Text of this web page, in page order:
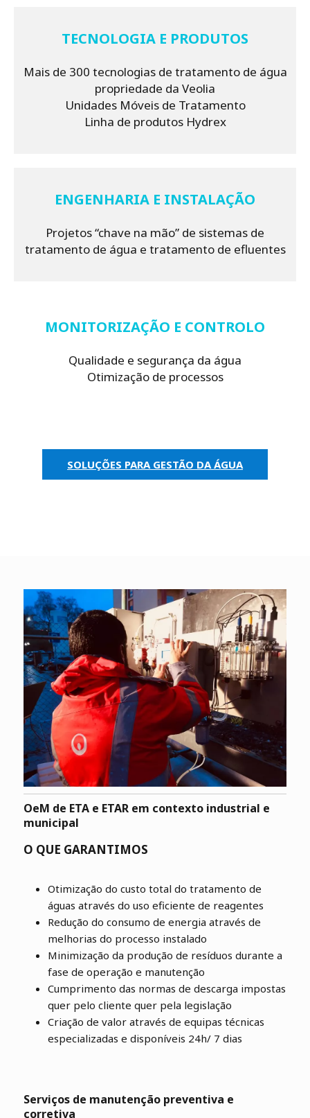
TECNOLOGIA E PRODUTOS
Mais de 300 tecnologias de tratamento de água
propriedade da Veolia
Unidades Móveis de Tratamento
Linha de produtos Hydrex
ENGENHARIA E INSTALAÇÃO
Projetos “chave na mão” de sistemas de
tratamento de água e tratamento de efluentes
MONITORIZAÇÃO E CONTROLO
Qualidade e segurança da água
Otimização de processos
SOLUÇÕES PARA GESTÃO DA ÁGUA
OeM de ETA e ETAR em contexto industrial e
municipal
O QUE GARANTIMOS
Otimização do custo total do tratamento de
águas através do uso eficiente de reagentes
Redução do consumo de energia através de
melhorias do processo instalado
Minimização da produção de resíduos durante a
fase de operação e manutenção
Cumprimento das normas de descarga impostas
quer pelo cliente quer pela legislação
Criação de valor através de equipas técnicas
especializadas e disponíveis 24h/ 7 dias
Serviços de manutenção preventiva e
corretiva